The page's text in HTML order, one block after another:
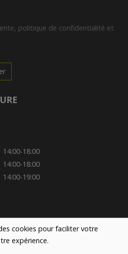
cookies pour faciliter votre
expérience.
politique de confidentialité et
14:00-18:00
14:00-18:00
14:00-19:00